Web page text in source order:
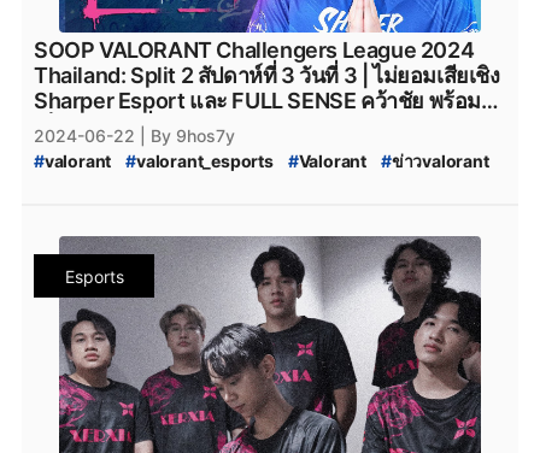
fullsense_valorant #fullsense #full_sense
#valorant_full_sense #attackallaroud
#AttackAllAround #Attack_All_Around
#Attack-All-Around #AAA.Valorant #AAA
#aaa_valorant #teamnkt_valorant #Team-NKT
#team_nkt_valorant #XOXO_01
#VALORANT_XOXO_01 #riotgames #ESL #afreecatv
SOOP VALORANT Challengers League 2024
Thailand: Split 2 สัปดาห์ที่ 3 วันที่ 3 | ไม่ยอมเสียเชิง
Sharper Esport และ FULL SENSE คว้าชัย พร้อม
เก็บแต้มต่อเนื่องแบบไม่หยุดพัก
2024-06-22
| By 9hos7y
#valorant #valorant_esports #Valorant #ข่าวvalorant
VALORANT_Challengers_2024_Split_2 #ทีมvalorant
#Riot #เกมriotgames #MiTH #mith
mith_valorant # mith.valorant #FullSense
fullsense_valorant # fullsense #full_sense
valorant_full_sense #attackallaroud
AttackAllAround #Attack_All_Around
Attack-All-Around #AAA.Valorant #AAA
aaa_valorant #teamnkt_valorant #Team-NKT
team_nkt_valorant #XOXO_01 #XOXO_01_VALORANT
Esports